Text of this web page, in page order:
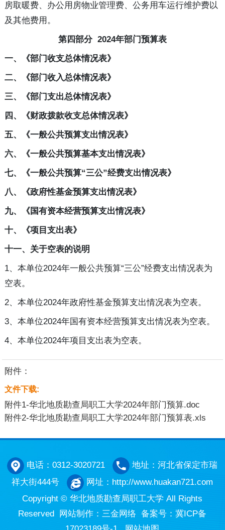
房取暖费、办公用房物业管理费、公务用车运行维护费以
及其他费用。
第四部分 2024年部门预算表
一、《部门收支总体情况表》
二、《部门收入总体情况表》
三、《部门支出总体情况表》
四、《财政拨款收支总体情况表》
五、《一般公共预算支出情况表》
六、《一般公共预算基本支出情况表》
七、《一般公共预算“三公”经费支出情况表》
八、《政府性基金预算支出情况表》
九、《国有资本经营预算支出情况表》
十、《项目支出表》
十一、关于空表的说明
1、本单位2024年一般公共预算“三公”经费支出情况表为
空表。
2、本单位2024年政府性基金预算支出情况表为空表。
3、本单位2024年国有资本经营预算支出情况表为空表。
4、本单位2024年项目支出表为空表。
附件：
文件下载:
附件1-华北地质勘查局职工大学2024年部门预算.doc
附件2-华北地质勘查局职工大学2024年部门预算表.xls
电话：0312-3020721
地址：河北省保定市瑞
祥大街444号
网址：http://www.huakan721.com
Copyright © 华北地质勘查局职工大学 All Rights
Reserved 网站制作 ：三金网络 备案号：冀ICP备